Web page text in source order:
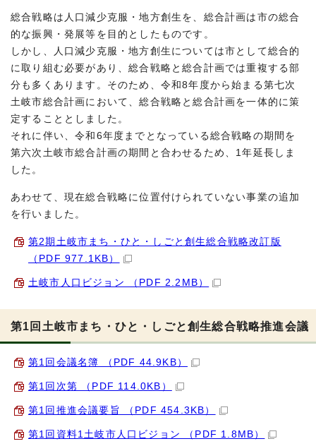
総合戦略は人口減少克服・地方創生を、総合計画は市の総合
的な振興・発展等を目的としたものです。
しかし、人口減少克服・地方創生については市として総合的
に取り組む必要があり、総合戦略と総合計画では重複する部
分も多くあります。そのため、令和8年度から始まる第七次
土岐市総合計画において、総合戦略と総合計画を一体的に策
定することとしました。
それに伴い、令和6年度までとなっている総合戦略の期間を
第六次土岐市総合計画の期間と合わせるため、1年延長しま
した。
あわせて、現在総合戦略に位置付けられていない事業の追加
を行いました。
第2期土岐市まち・ひと・しごと創生総合戦略改訂版
（PDF 977.1KB）
土岐市人口ビジョン （PDF 2.2MB）
第1回土岐市まち・ひと・しごと創生総合戦略推進会議
第1回会議名簿 （PDF 44.9KB）
第1回次第 （PDF 114.0KB）
第1回推進会議要旨 （PDF 454.3KB）
第1回資料1土岐市人口ビジョン （PDF 1.8MB）